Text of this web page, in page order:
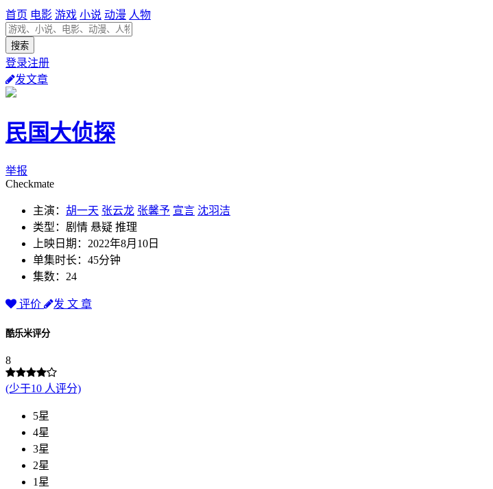
首页 电影 游戏 小说 动漫 人物
登录注册
发文章
民国大侦探
举报
Checkmate
主演： 胡一天 张云龙 张馨予 宣言 沈羽洁
类型：剧情 悬疑 推理
上映日期：2022年8月10日
单集时长：45分钟
集数：24
评价 发 文 章
酷乐米评分
8
(少于10 人评分)
5星
4星
3星
2星
1星